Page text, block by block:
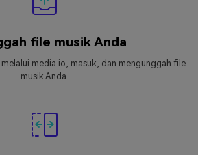
file musik Anda
media.io, masuk, dan mengunggah file
musik Anda.